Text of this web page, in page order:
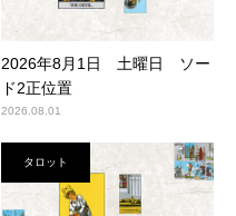
2026年8月1日 土曜日 ソー
ド2正位置
2026.08.01
タロット